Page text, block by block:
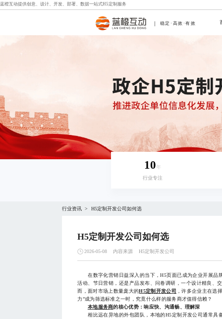
蓝橙互动提供创意、设计、开发、部署、数据一站式H5定制 服务
稳定·高效·有效
10年
行业专注
行业资讯 > H5定制开发公司如何选
H5定制开发公司如何选
2026-05-08 内容来源 H5定制开发公司
在数字化营销日益深入的当下，H5页面已成为企业开展品
活动、节日营销，还是产品发布、问卷调研，一个设计精良、
而，面对市场上数量庞大的H5定制开发公司
，许多企业主在选
力”成为筛选标准之一时，究竟什么样的服务商才值得信赖？
本地服务商的核心优势：响应快、沟通畅、理解深
相比远在异地的外包团队，本地的H5定制开发公司通常具